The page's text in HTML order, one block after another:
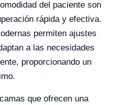
del paciente son
rápida y efectiva.
permiten ajustes
a las necesidades
proporcionando un
que ofrecen una